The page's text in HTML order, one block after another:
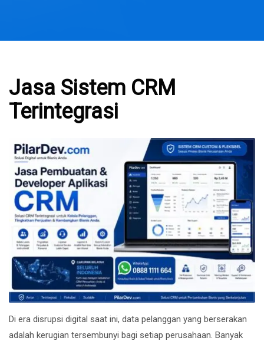
Jasa Sistem CRM
Terintegrasi
Di era disrupsi digital saat ini, data pelanggan yang berserakan
adalah kerugian tersembunyi bagi setiap perusahaan. Banyak